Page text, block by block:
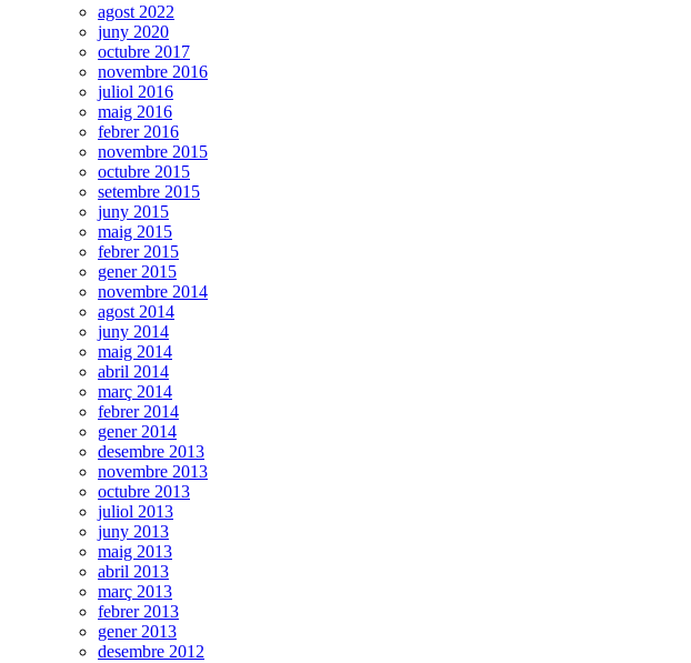
agost 2022
juny 2020
octubre 2017
novembre 2016
juliol 2016
maig 2016
febrer 2016
novembre 2015
octubre 2015
setembre 2015
juny 2015
maig 2015
febrer 2015
gener 2015
novembre 2014
agost 2014
juny 2014
maig 2014
abril 2014
març 2014
febrer 2014
gener 2014
desembre 2013
novembre 2013
octubre 2013
juliol 2013
juny 2013
maig 2013
abril 2013
març 2013
febrer 2013
gener 2013
desembre 2012